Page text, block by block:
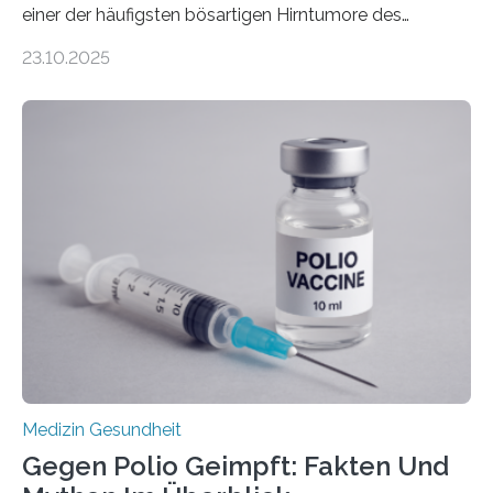
einer der häufigsten bösartigen Hirntumore des
Betroffenen können mit heutigen Methoden geheilt
Dringend benötigt werden zielgerichtete Therapien, die
nur Tumorschwachstellen angreifen und normales
Gewebe verschonen. Forschende um Daniel Merk vom
Hertie-Institut für klinische Hirnforschung am
Universitätsklinikum Tübingen haben eine solche
Schwachstelle im Erbgut einer Untergruppe des
Medulloblastoms gefunden. Die Wilhelm Sander-
Stiftung unterstützte das Projekt…
23.10.2025
Medizin Gesundheit
Gegen Polio Geimpft: Fakten Und